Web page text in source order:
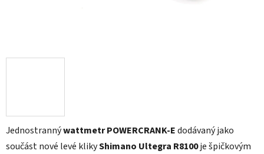
Jednostrannýwattmetr POWERCRANK-Edodávaný jako
součást nové levé klikyShimano Ultegra R8100je špičkovým